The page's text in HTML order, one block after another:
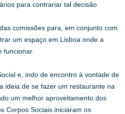
para contrariar tal decisão.
comissões para, em conjunto com
um espaço em Lisboa onde a
funcionar.
e, indo de encontro à vontade de
ideia de se fazer um restaurante na
um melhor aproveitamento dos
Corpos Sociais iniciaram os